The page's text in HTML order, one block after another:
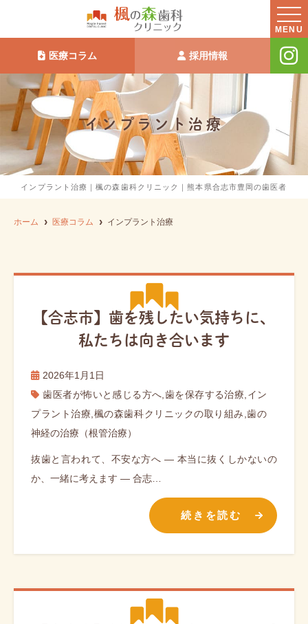
MENU
インプラント治療
インプラント治療｜楓の森歯科クリニック｜熊本県合志市豊岡の歯医者
医療コラム 採用情報
ホーム 医療コラム インプラント治療
【合志市】歯を残したい気持ちに、
私たちは向き合います
2026年1月1日
歯医者が怖いと感じる方へ 歯を保存する治療 イン
プラント治療 楓の森歯科クリニックの取り組み 歯の
神経の治療（根管治療）
抜歯と言われて、不安な方へ ― 本当に抜くしかないの
か、一緒に考えます ― 合志…
続きを読む